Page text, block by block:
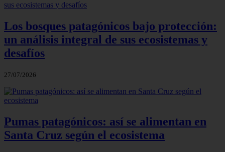
Los bosques patagónicos bajo protección:
un análisis integral de sus ecosistemas y
desafíos
27/07/2026
Pumas patagónicos: así se alimentan en
Santa Cruz según el ecosistema